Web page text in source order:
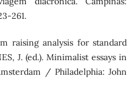
261.
raising analysis for standard
J. (ed.). Minimalist essays in
/ Philadelphia: John